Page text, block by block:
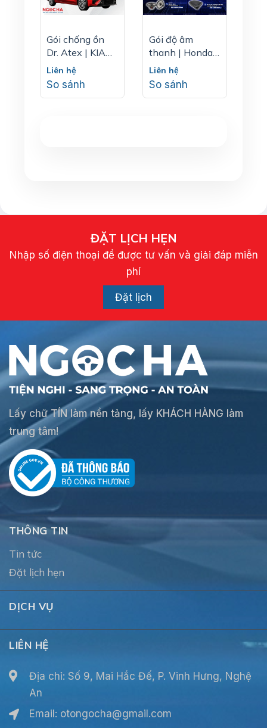
Gói chống ồn
Dr. Atex | KIA
CERATO
Liên hệ
So sánh
Gói độ âm
thanh | Honda
Jazz
Liên hệ
So sánh
ĐẶT LỊCH HẸN
Nhập số điện thoại để được tư vấn và giải đáp miễn
phí
Đặt lịch
Lấy chữ TÍN làm nền tảng, lấy KHÁCH HÀNG làm
trung tâm!
THÔNG TIN
Tin tức
Đặt lịch hẹn
DỊCH VỤ
LIÊN HỆ
Địa chỉ: Số 9, Mai Hắc Đế, P. Vinh Hưng, Nghệ
An
Email: otongocha@gmail.com